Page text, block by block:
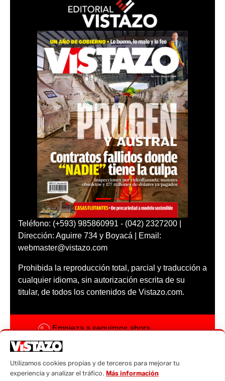
Teléfono: (+593) 985860991 - (042) 2327200 |
Dirección: Aguirre 734 y Boyacá | Email:
webmaster@vistazo.com
Prohibida la reproducción total, parcial y traducción a
cualquier idioma, sin autorización escrita de su
titular, de todos los contenidos de Vistazo.com.
Empieza a seguirnos ahora
Código ética
Utilizamos cookies propias y de terceros para mejorar tu
experiencia y analizar el tráfico. Más información